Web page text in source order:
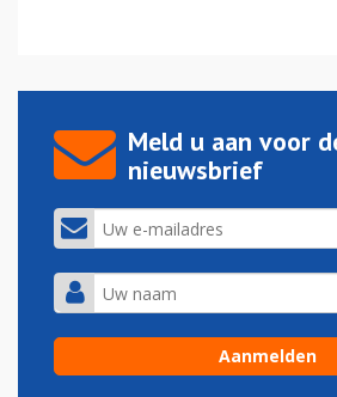
Meld u aan voor
nieuwsbrief